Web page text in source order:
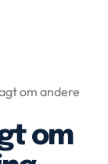
om andere
om